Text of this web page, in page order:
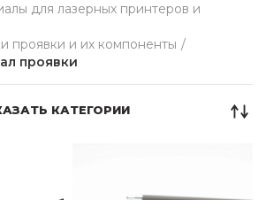
для лазерных принтеров и
проявки и их компоненты
проявки
КАТЕГОРИИ